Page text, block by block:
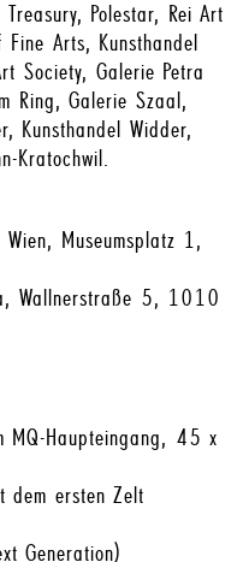
Polestar, Rei Art
Arts, Kunsthandel
Society, Galerie Petra
Ring, Galerie Szaal,
Kunsthandel Widder,
Kratochwil.
Museumsplatz 1,
Wallnerstraße 5, 1010
Haupteingang, 45 x
dem ersten Zelt
Generation)